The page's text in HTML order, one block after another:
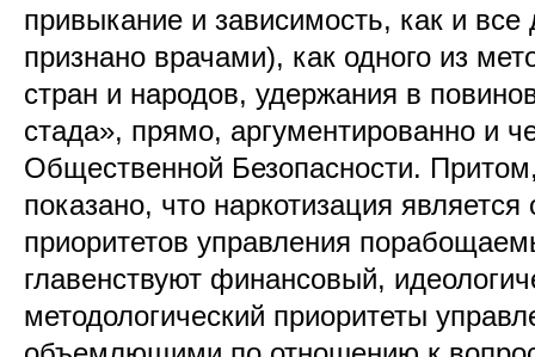
привыкание и зависимость, как и все
признано врачами), как одного из
стран и народов, удержания в
стада», прямо, аргументированно и
Общественной Безопасности.
показано, что наркотизация
приоритетов управления
главенствуют финансовый,
методологический приоритеты